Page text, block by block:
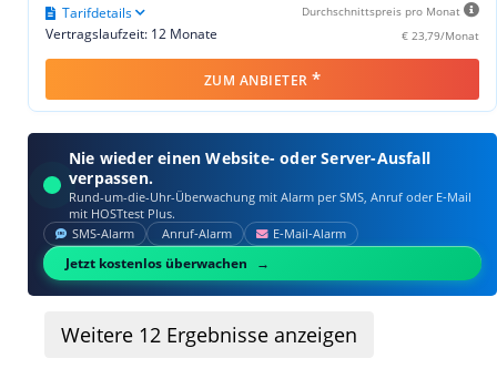
Durchschnittspreis pro Monat
€ 23,79/Monat
Vertragslaufzeit: 12 Monate
Tarifdetails
ZUM ANBIETER *
Nie wieder einen Website- oder Server-Ausfall
verpassen.
Rund-um-die-Uhr-Überwachung mit Alarm per SMS, Anruf oder E‑Mail
mit HOSTtest Plus.
SMS‑Alarm Anruf‑Alarm E‑Mail‑Alarm
Jetzt kostenlos überwachen
Weitere 12 Ergebnisse anzeigen